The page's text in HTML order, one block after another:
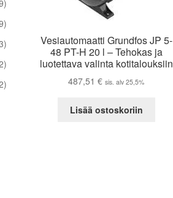
Vesiautomaatti Grundfos JP 5-
48 PT-H 20 l – Tehokas ja
luotettava valinta kotitalouksiin
487,51€ sis. alv 25,5%
Lisää ostoskoriin